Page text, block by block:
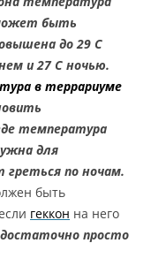
быть
до 29 С
и 27 С ночью.
в террариуме
температура
для
по ночам.
быть
геккон на него
просто